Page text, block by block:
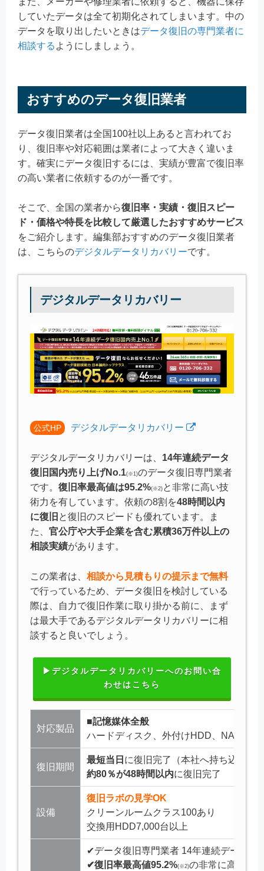
していたデータは全て初期化されてしまいます。中の
データを取り出したいときはデータ復旧の専門業者に
相談する ようにしましょう。
おすすめのデータ復旧業者
データ復旧業者は全国100社以上あると言われてお
り、復旧率や対応範囲は業者によって大きく違いま
す。確実にデータ復旧するには、実績が豊富で復旧率
の高い業者に依頼するのが一番です。
そこで、全国の業者から復旧率・実績・復旧スピー
ド・価格や特長を比較して厳選したおすすめサービス
をご紹介します。編集部おすすめのデータ復旧業者
は、こちらのデジタルデータリカバリーです。
デジタルデータリカバリー
公式HP デジタルデータリカバリー
デジタルデータリカバリーは、 14年連続データ
復旧国内売り上げNo.1(※1)のデータ復旧専門業者
です。 復旧率最高値は95.2%(※2) と非常に高い技
術力を有しています。依頼の8割を48時間以内
に復旧 と復旧のスピードも優れています。ま
た、 官公庁や大手企業を含む累積36万件以上の
相談実績があります。
この業者は、 相談から見積もりの提示まで無料
で行っているため、データ復旧を検討している
際は、自力で復旧作業に取り掛かる前に、まず
は最大手であるデジタルデータリカバリーに相
談すると良いでしょう。
▶デジタルデータリカバリーへのお問い合
わせはこちら
対応製品
■記憶媒体全般
ハードディスク、外付けHDD、NAS/サ
復旧期間
最短当日 に復旧完了（本社へ持ち込む場
約80％が48時間以内に復旧完了
設備
復旧ラボの見学OK
クリーンルームクラス100あり
交換用HDD7,000台以上
✔データ復旧専門業者 14年連続データ復
✔復旧率最高値95.2%(※2)の非常に高い技